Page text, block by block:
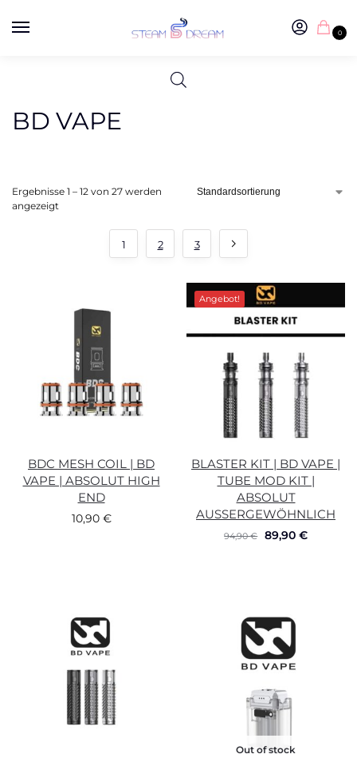
0
BD VAPE
Ergebnisse 1 – 12 von 27 werden
angezeigt
1 2 3
BDC MESH COIL | BD
VAPE | ABSOLUT HIGH
END
10,90 €
Angebot!
BLASTER KIT | BD VAPE |
TUBE MOD KIT |
ABSOLUT
AUSSERGEWÖHNLICH
94,90€ 89,90 €
Out of stock